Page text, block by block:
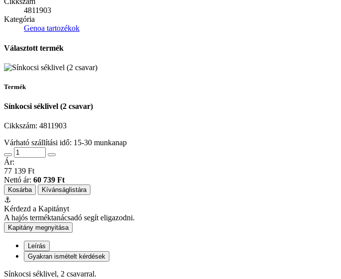
4811903
Kategória
Genoa tartozékok
Választott termék
Termék
Sínkocsi séklivel (2 csavar)
Cikkszám: 4811903
Várható szállítási idő: 15-30 munkanap
Ár:
77 139 Ft
Nettó ár: 60 739 Ft
Kosárba Kívánságlistára
⚓
Kérdezd a Kapitányt
A hajós terméktanácsadó segít eligazodni.
Kapitány megnyitása
Leírás
Gyakran ismételt kérdések
Sínkocsi séklivel, 2 csavarral.